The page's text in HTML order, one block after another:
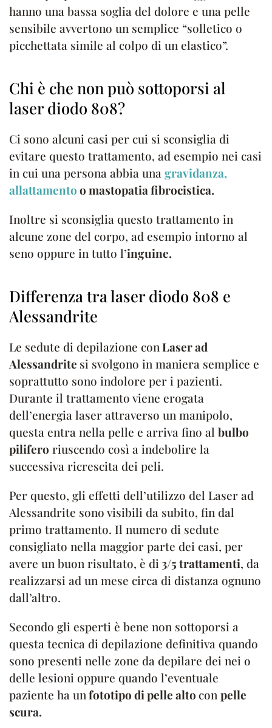
hanno una bassa soglia del dolore e una pelle
sensibile avvertono un semplice “solletico o
picchettata simile al colpo di un elastico”.
Chi è che non può sottoporsi al
laser diodo 808?
Ci sono alcuni casi per cui si sconsiglia di
evitare questo trattamento, ad esempio nei casi
in cui una persona abbia una gravidanza,
allattamentoo mastopatia fibrocistica.
Inoltre si sconsiglia questo trattamento in
alcune zone del corpo, ad esempio intorno al
seno oppure in tutto l’inguine.
Differenza tra laser diodo 808 e
Alessandrite
Le sedute di depilazione conLaser ad
Alessandrite si svolgono in maniera semplice e
soprattutto sono indolore per i pazienti.
Durante il trattamento viene erogata
dell’energia laser attraverso un manipolo,
questa entra nella pelle e arriva fino al bulbo
pilifero riuscendo così a indebolire la
successiva ricrescita dei peli.
Per questo, gli effetti dell’utilizzo del Laser ad
Alessandrite sono visibili da subito, fin dal
primo trattamento. Il numero di sedute
consigliato nella maggior parte dei casi, per
avere un buon risultato, è di 3/5 trattamenti, da
realizzarsi ad un mese circa di distanza ognuno
dall’altro.
Secondo gli esperti è bene non sottoporsi a
questa tecnica di depilazione definitiva quando
sono presenti nelle zone da depilare dei nei o
delle lesioni oppure quando l’eventuale
paziente ha unfototipo di pelle altocon pelle
scura.